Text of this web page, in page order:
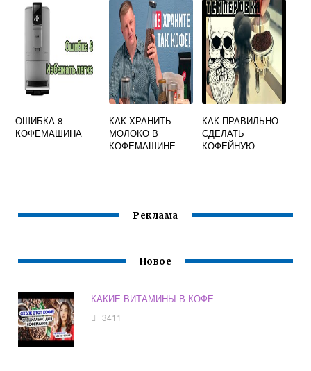
РЕЙТИНГ ЛУЧШИХ
ОШИБКА 8
КОФЕМАШИНА
КАК ХРАНИТЬ
МОЛОКО В
КОФЕМАШИНЕ
КАК ПРАВИЛЬНО
СДЕЛАТЬ
КОФЕЙНУЮ
Реклама
Новое
КАКИЕ ВИТАМИНЫ В КОФЕ
3411